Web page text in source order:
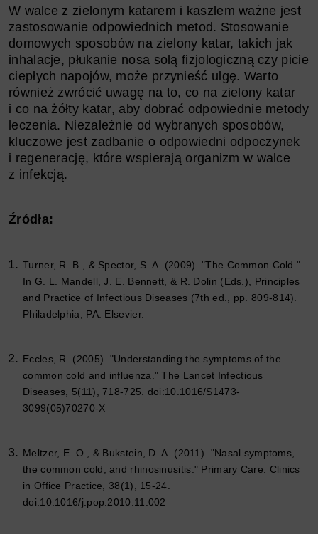
W walce z zielonym katarem i kaszlem ważne jest
zastosowanie odpowiednich metod. Stosowanie
domowych sposobów na zielony katar, takich jak
inhalacje, płukanie nosa solą fizjologiczną czy picie
ciepłych napojów, może przynieść ulgę. Warto
również zwrócić uwagę na to, co na zielony katar
i co na żółty katar, aby dobrać odpowiednie metody
leczenia. Niezależnie od wybranych sposobów,
kluczowe jest zadbanie o odpowiedni odpoczynek
i regenerację, które wspierają organizm w walce
z infekcją.
Źródła:
Turner, R. B., & Spector, S. A. (2009). "The Common Cold."
In G. L. Mandell, J. E. Bennett, & R. Dolin (Eds.), Principles
and Practice of Infectious Diseases (7th ed., pp. 809-814).
Philadelphia, PA: Elsevier.
Eccles, R. (2005). "Understanding the symptoms of the
common cold and influenza."The Lancet Infectious
Diseases, 5(11), 718-725. doi:10.1016/S1473-
3099(05)70270-X
Meltzer, E. O., & Bukstein, D. A. (2011). "Nasal symptoms,
the common cold, and rhinosinusitis." Primary Care: Clinics
in Office Practice, 38(1), 15-24.
doi:10.1016/j.pop.2010.11.002